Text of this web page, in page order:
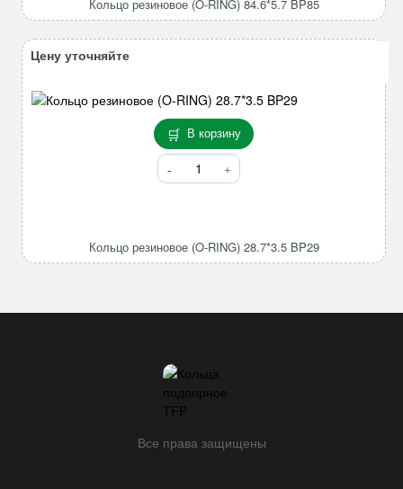
RING)
Кольцо резиновое (O-RING) 84.6*5.7 BP85
В корзину
Количество
товара
RING)
Кольцо резиновое (O-RING) 28.7*3.5 BP29
Цену уточняйте
Все права защищены